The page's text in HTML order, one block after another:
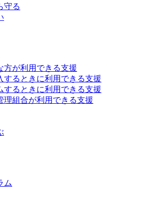
守る
方が利用できる支援
するときに利用できる支援
するときに利用できる支援
理組合が利用できる支援
ム